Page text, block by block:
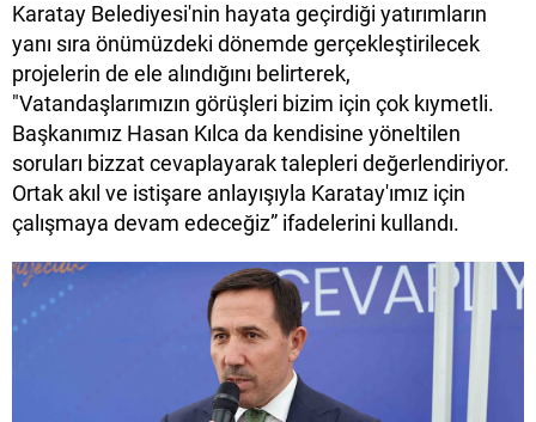
Karatay Belediyesi'nin hayata geçirdiği yatırımların
yanı sıra önümüzdeki dönemde gerçekleştirilecek
projelerin de ele alındığını belirterek,
"Vatandaşlarımızın görüşleri bizim için çok kıymetli.
Başkanımız Hasan Kılca da kendisine yöneltilen
soruları bizzat cevaplayarak talepleri değerlendiriyor.
Ortak akıl ve istişare anlayışıyla Karatay'ımız için
çalışmaya devam edeceğiz” ifadelerini kullandı.